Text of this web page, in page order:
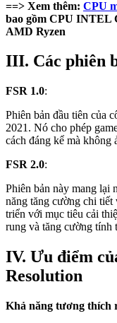
==> Xem thêm: CPU
bao gồm CPU INTEL
AMD Ryzen
III. Các phiên
FSR 1.0:
Phiên bản đầu tiên của
2021. Nó cho phép
cách đáng kể mà không
FSR 2.0:
Phiên bản này mang lại
năng tăng cường chi tiết
triển với mục tiêu cải
rung và tăng cường tính
IV. Ưu điểm
Resolution
Khả năng tương thích